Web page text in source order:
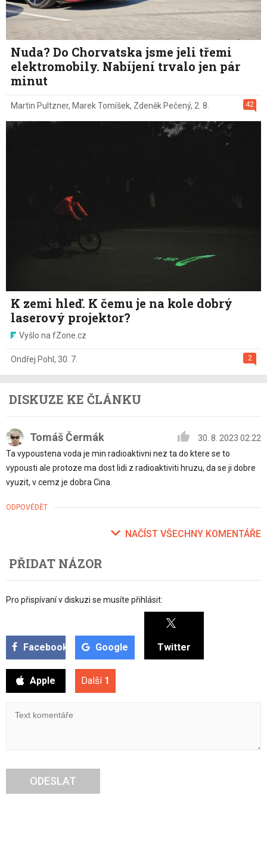
Nuda? Do Chorvatska jsme jeli třemi
elektromobily. Nabíjení trvalo jen pár
minut
42
Martin Pultzner, Marek Tomíšek, Zdeněk Pečený, 2. 8.
K zemi hleď. K čemu je na kole dobrý
laserový projektor?
Vyšlo na fZone.cz
2
Ondřej Pohl , 30. 7.
DISKUZE KE ČLÁNKU
Tomáš Čermák
30. 8. 2023 02:22
Ta vypoustena voda je min radioaktivni nez ta do ktere se to
vypousti ale protoze ma dost lidi z radioaktiviti hruzu, da se ji dobre
vyuzit, v cemz je dobra Cina.
ODPOVĚDĚT
NAČÍST VŠECHNY KOMENTÁŘE
PŘIDAT NÁZOR
Pro přispívaní v diskuzi se musíte přihlásit:
Facebook Google Twitter
Apple Další 1
ODESLAT